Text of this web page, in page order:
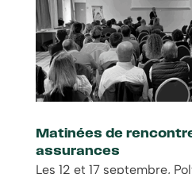
Matinées de
assurances
Les 12 et 17 septembre,